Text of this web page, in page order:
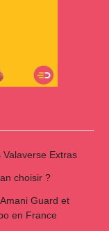
Extras
choisir ?
Guard et
en France